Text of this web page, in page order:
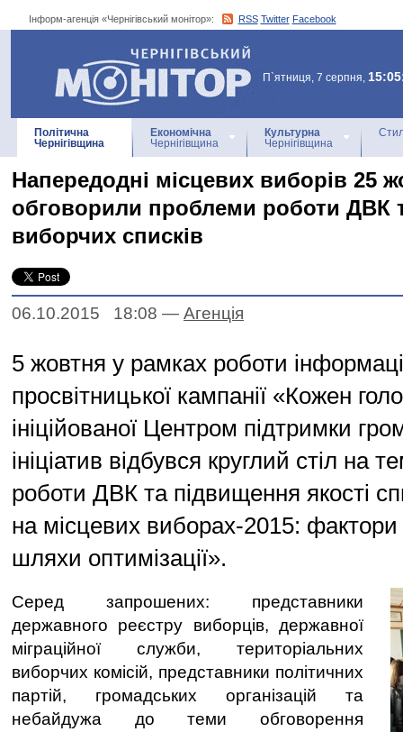
Інформ-агенція «Чернігівський монітор»: RSS Twitter Facebook
Інформ-агенція
«Чернігівський монітор»
П`ятниця, 7 серпня,
Політична
Чернігівщина
Економічна
Чернігівщина
Культурна
Чернігівщина
Напередодні місцевих виборів 25
обговорили проблеми роботи ДВК
виборчих списків
06.10.2015 18:08 — Агенцiя
5 жовтня у рамках роботи
просвітницької кампанії «Кожен
ініційованої Центром підтримки
ініціатив відбувся круглий стіл на
роботи ДВК та підвищення якості
на місцевих виборах-2015: фактори
шляхи оптимізації».
Серед запрошених: представники
державного реєстру виборців, державної
міграційної служби, територіальних
виборчих комісій, представники політичних
партій, громадських організацій та
небайдужа до теми обговорення